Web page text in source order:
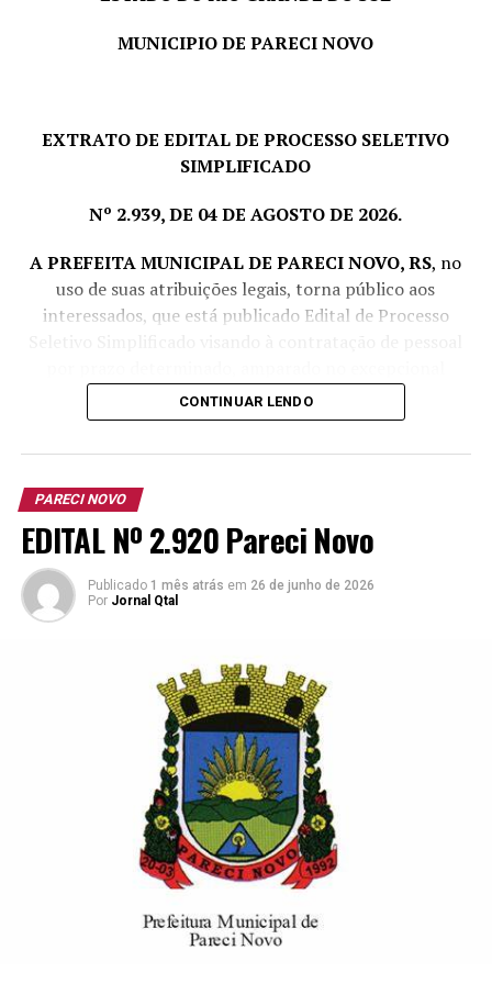
MUNICIPIO DE PARECI NOVO
EXTRATO DE EDITAL DE PROCESSO SELETIVO
SIMPLIFICADO
Nº 2.939, DE 04 DE AGOSTO DE 2026.
A PREFEITA MUNICIPAL DE PARECI NOVO, RS, no
uso de suas atribuições legais, torna público aos
interessados, que está publicado Edital de Processo
interesse público, com fulcro no art. 37, IX da CF e Lei
Complementar nº 380/1997, conforme segue:
Cargo
requisitos
provimento
Fundamental
Incompleto e
CNH com no
mínimo
categoria “C”.
Aprovação
em prova
prática.
*Vale-Alimentação de R$ 32,00 por dia efetivamente
CONTINUAR LENDO
PARECI NOVO
EDITAL Nº 2.920 Pareci Novo
Publicado 1 mês atrás em 26 de junho de 2026
Por Jornal Qtal